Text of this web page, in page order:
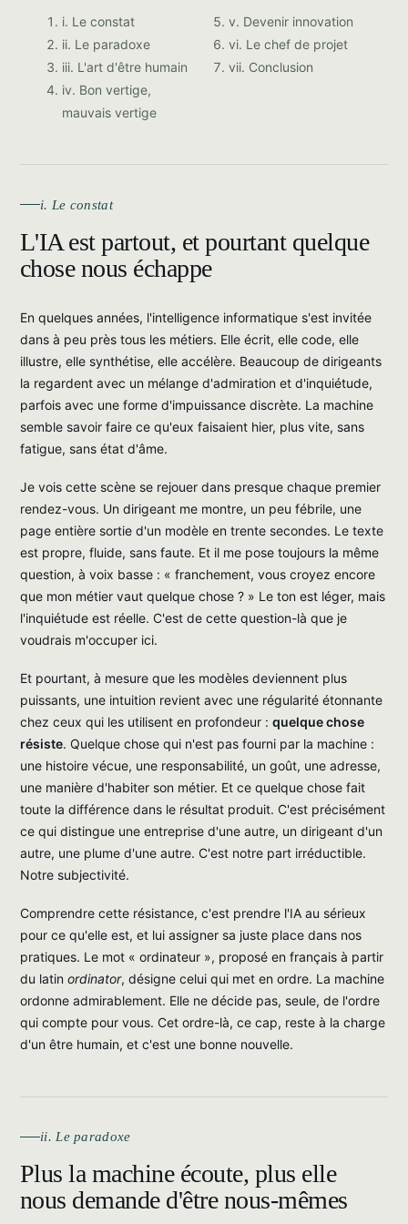
i. Le constat
ii. Le paradoxe
iii. L'art d'être humain
iv. Bon vertige,
mauvais vertige
v. Devenir innovation
vi. Le chef de projet
vii. Conclusion
i. Le constat
L'IA est partout, et pourtant quelque
chose nous échappe
En quelques années, l'intelligence informatique s'est invitée
dans à peu près tous les métiers. Elle écrit, elle code, elle
illustre, elle synthétise, elle accélère. Beaucoup de dirigeants
la regardent avec un mélange d'admiration et d'inquiétude,
parfois avec une forme d'impuissance discrète. La machine
semble savoir faire ce qu'eux faisaient hier, plus vite, sans
fatigue, sans état d'âme.
Je vois cette scène se rejouer dans presque chaque premier
rendez-vous. Un dirigeant me montre, un peu fébrile, une
page entière sortie d'un modèle en trente secondes. Le texte
est propre, fluide, sans faute. Et il me pose toujours la même
question, à voix basse : « franchement, vous croyez encore
que mon métier vaut quelque chose ? » Le ton est léger, mais
l'inquiétude est réelle. C'est de cette question-là que je
voudrais m'occuper ici.
Et pourtant, à mesure que les modèles deviennent plus
puissants, une intuition revient avec une régularité étonnante
chez ceux qui les utilisent en profondeur : quelque chose
résiste. Quelque chose qui n'est pas fourni par la machine :
une histoire vécue, une responsabilité, un goût, une adresse,
une manière d'habiter son métier. Et ce quelque chose fait
toute la différence dans le résultat produit. C'est précisément
ce qui distingue une entreprise d'une autre, un dirigeant d'un
autre, une plume d'une autre. C'est notre part irréductible.
Notre subjectivité.
Comprendre cette résistance, c'est prendre l'IA au sérieux
pour ce qu'elle est, et lui assigner sa juste place dans nos
pratiques. Le mot « ordinateur », proposé en français à partir
du latin ordinator, désigne celui qui met en ordre. La machine
ordonne admirablement. Elle ne décide pas, seule, de l'ordre
qui compte pour vous. Cet ordre-là, ce cap, reste à la charge
d'un être humain, et c'est une bonne nouvelle.
ii. Le paradoxe
Plus la machine écoute, plus elle
nous demande d'être nous-mêmes